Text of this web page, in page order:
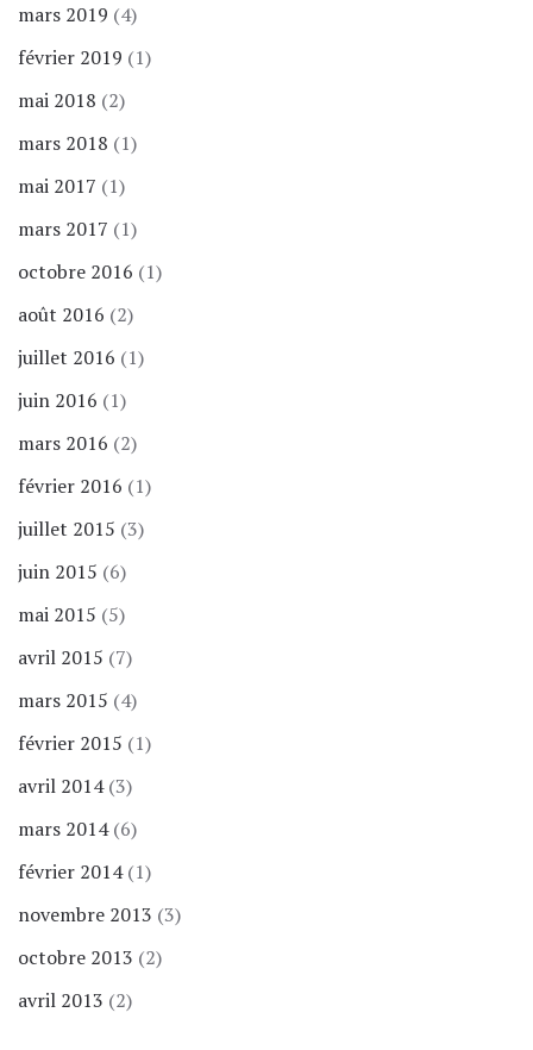
mars 2019 (4)
février 2019 (1)
mai 2018 (2)
mars 2018 (1)
mai 2017 (1)
mars 2017 (1)
octobre 2016 (1)
août 2016 (2)
juillet 2016 (1)
juin 2016 (1)
mars 2016 (2)
février 2016 (1)
juillet 2015 (3)
juin 2015 (6)
mai 2015 (5)
avril 2015 (7)
mars 2015 (4)
février 2015 (1)
avril 2014(3)
mars 2014(6)
février 2014(1)
novembre 2013 (3)
octobre 2013 (2)
avril 2013 (2)